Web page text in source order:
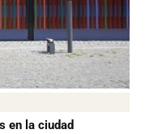
en la ciudad